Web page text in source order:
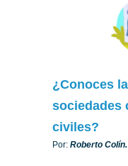
¿Conoces
sociedades
civiles?
Por: Roberto Colín.